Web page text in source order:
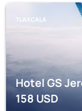
TLAXCALA
Hotel GS
158USD